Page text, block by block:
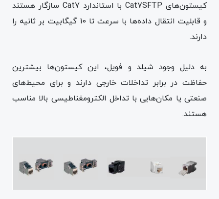
کیستون‌های Cat7SFTP با استاندارد Cat7 سازگار هستند
و قابلیت انتقال داده‌ها با سرعت تا 10 گیگابیت بر ثانیه را
دارند.
به دلیل وجود شیلد و فویل، این کیستون‌ها بیشترین
حفاظت در برابر تداخلات خارجی دارند و برای محیط‌های
صنعتی یا مکان‌هایی با تداخل الکترومغناطیسی بالا مناسب
هستند.